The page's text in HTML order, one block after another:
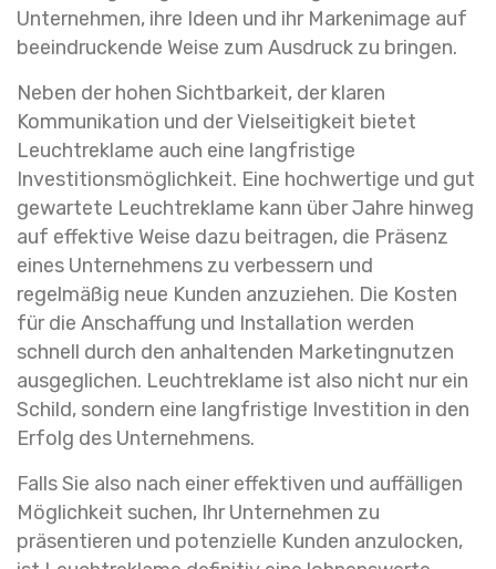
Unternehmen, ihre Ideen und ihr Markenimage auf
beeindruckende Weise zum Ausdruck zu bringen.
Neben der hohen Sichtbarkeit, der klaren
Kommunikation und der Vielseitigkeit bietet
Leuchtreklame auch eine langfristige
Investitionsmöglichkeit. Eine hochwertige und gut
gewartete Leuchtreklame kann über Jahre hinweg
auf effektive Weise dazu beitragen, die Präsenz
eines Unternehmens zu verbessern und
regelmäßig neue Kunden anzuziehen. Die Kosten
für die Anschaffung und Installation werden
schnell durch den anhaltenden Marketingnutzen
ausgeglichen. Leuchtreklame ist also nicht nur ein
Schild, sondern eine langfristige Investition in den
Erfolg des Unternehmens.
Falls Sie also nach einer effektiven und auffälligen
Möglichkeit suchen, Ihr Unternehmen zu
präsentieren und potenzielle Kunden anzulocken,